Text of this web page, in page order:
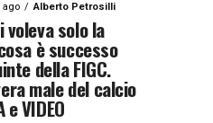
ago Alberto Petrosilli
solo la
è successo
della FIGC.
male del calcio
VIDEO